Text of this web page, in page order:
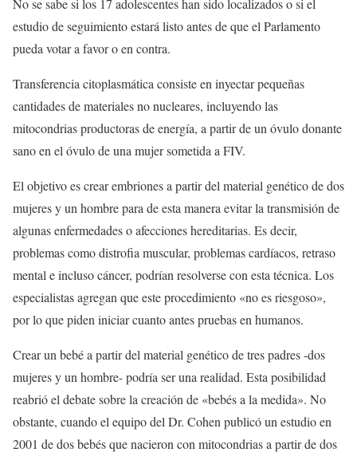
No se sabe si los 17 adolescentes han sido localizados o si el
estudio de seguimiento estará listo antes de que el Parlamento
pueda votar a favor o en contra.
Transferencia citoplasmática consiste en inyectar pequeñas
cantidades de materiales no nucleares, incluyendo las
mitocondrias productoras de energía, a partir de un óvulo donante
sano en el óvulo de una mujer sometida a FIV.
El objetivo es crear embriones a partir del material genético de dos
mujeres y un hombre para de esta manera evitar la transmisión de
algunas enfermedades o afecciones hereditarias. Es decir,
problemas como distrofia muscular, problemas cardíacos, retraso
mental e incluso cáncer, podrían resolverse con esta técnica. Los
especialistas agregan que este procedimiento «no es riesgoso»,
por lo que piden iniciar cuanto antes pruebas en humanos.
Crear un bebé a partir del material genético de tres padres -dos
mujeres y un hombre- podría ser una realidad. Esta posibilidad
reabrió el debate sobre la creación de «bebés a la medida». No
obstante, cuando el equipo del Dr. Cohen publicó un estudio en
2001 de dos bebés que nacieron con mitocondrias a partir de dos